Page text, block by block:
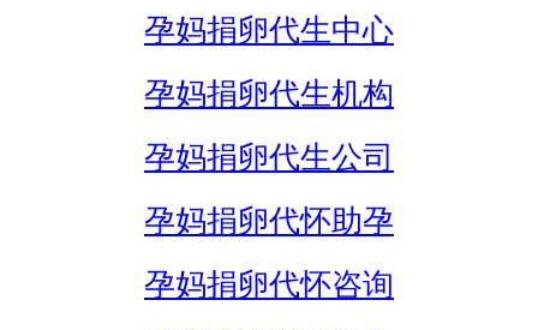
孕妈捐卵代生中心
孕妈捐卵代生机构
孕妈捐卵代生公司
孕妈捐卵代怀助孕
孕妈捐卵代怀咨询